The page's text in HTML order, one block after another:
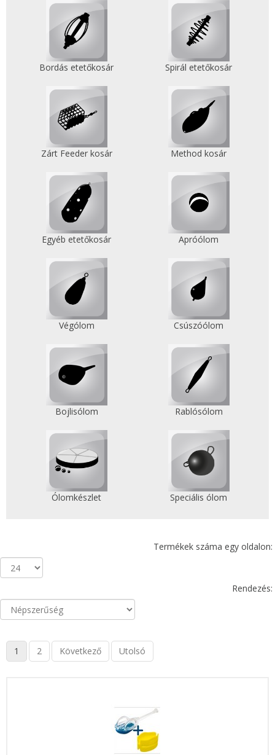
Bordás etetőkosár Spirál etetőkosár
Zárt Feeder kosár Method kosár
Egyéb etetőkosár Apróólom
Végólom Csúszóólom
Bojlisólom Rablósólom
Ólomkészlet Speciális ólom
Termékek száma egy oldalon:
Rendezés:
1 2 Következő Utolsó